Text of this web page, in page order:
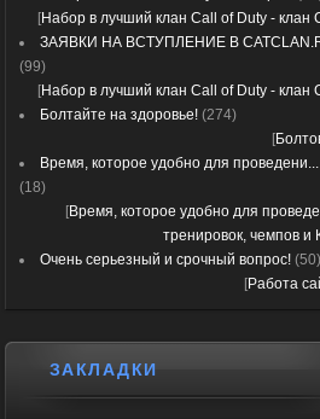
[Набор в лучший клан Call of Duty - клан
ЗАЯВКИ НА ВСТУПЛЕНИЕ В
(99)
[Набор в лучший клан Call of Duty - клан
Болтайте на здоровье! (274)
[
Время, которое удобно для проведени...
(18)
[Время, которое удобно для
тренировок, чемпов и
Очень серьезный и срочный вопрос! (50)
[Работа
ЗАКЛАДКИ